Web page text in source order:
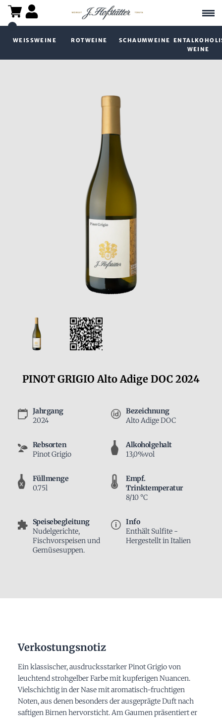
WEISSWEINE ROTWEINE SCHAUMWEINE
WEINE
PINOT GRIGIO Alto Adige DOC 2024
Jahrgang
2024
Bezeichnung
Alto Adige DOC
Rebsorten
Pinot Grigio
Alkoholgehalt
13,0%vol
Füllmenge
0.75l
Empf.
Trinktemperatur
8/10 °C
Speisebegleitung
Nudelgerichte,
Fischvorspeisen und
Gemüsesuppen.
Info
Enthält Sulfite -
Hergestellt in Italien
Verkostungsnotiz
Ein klassischer, ausdrucksstarker Pinot Grigio von
leuchtend strohgelber Farbe mit kupferigen Nuancen.
Vielschichtig in der Nase mit aromatisch-fruchtigen
Noten, aus denen besonders der ausgeprägte Duft nach
saftigen Birnen hervorsticht. Am Gaumen präsentiert er